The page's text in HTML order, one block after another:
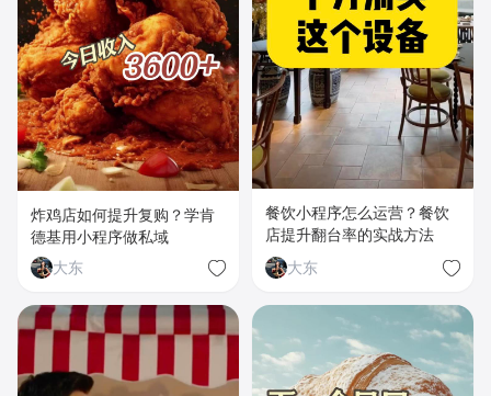
炸鸡店如何提升复购？学肯
德基用小程序做私域
大东
餐饮小程序怎么运营？餐饮
店提升翻台率的实战方法
大东